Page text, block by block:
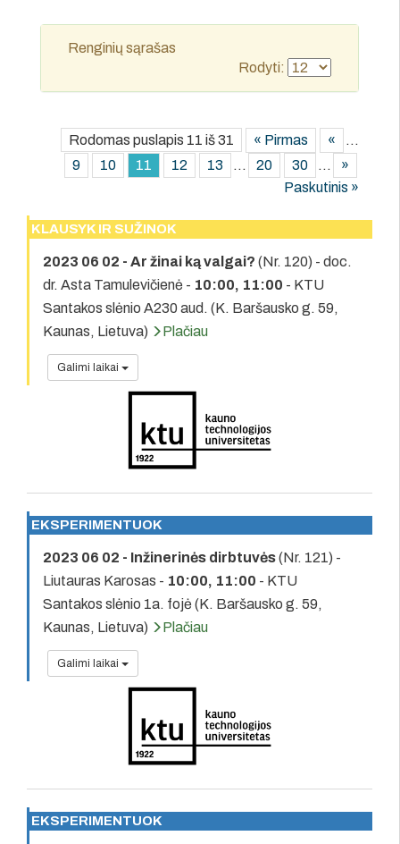
Renginių sąrašas
Rodyti:
Rodomas puslapis 11 iš 31 « Pirmas «
...
9
10 11 12 13 ... 20 30 ...
»
Paskutinis »
KLAUSYK IR SUŽINOK
2023 06 02 - Ar žinai ką valgai? (Nr. 120) - doc.
dr. Asta Tamulevičienė - 10:00, 11:00 - KTU
Santakos slėnio A230 aud. (K. Baršausko g. 59,
Kaunas, Lietuva)
Plačiau
Galimi laikai
EKSPERIMENTUOK
2023 06 02 - Inžinerinės dirbtuvės(Nr. 121) -
Liutauras Karosas - 10:00, 11:00 - KTU
Santakos slėnio 1a. fojė (K. Baršausko g. 59,
Kaunas, Lietuva)
Plačiau
Galimi laikai
EKSPERIMENTUOK